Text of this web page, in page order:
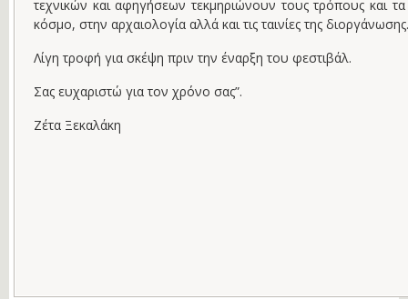
τεχνικών και αφηγήσεων τεκμηριώνουν τους τρόπους και τα
κόσμο, στην αρχαιολογία αλλά και τις ταινίες της
Λίγη τροφή για σκέψη πριν την έναρξη του φεστιβάλ.
Σας ευχαριστώ για τον χρόνο σας”.
Ζέτα Ξεκαλάκη